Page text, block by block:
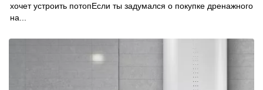
хочет устроить потопЕсли ты задумался о покупке дренажного
на...